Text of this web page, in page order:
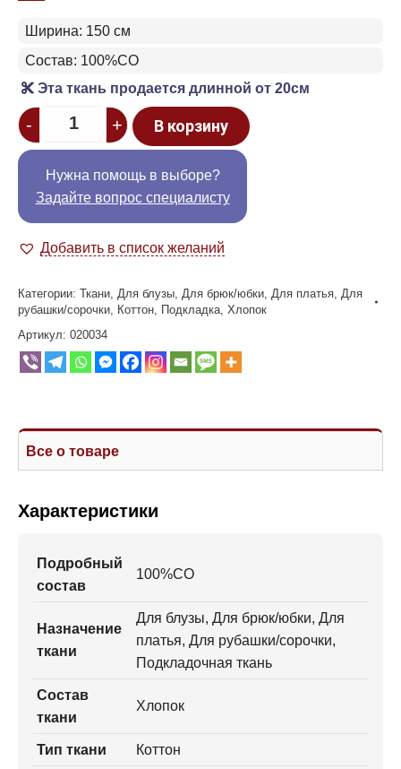
Ширина: 150 см
Состав: 100%CO
Эта ткань продается длинной от 20см
Quantity
- + В корзину
Нужна помощь в выборе?
Задайте вопрос специалисту
Добавить в список желаний
Категории: Ткани Для блузы Для брюк/юбки Для платья Для
рубашки/сорочки Коттон Подкладка Хлопок
Артикул: 020034
Все о товаре
Характеристики
Подробный
состав
100%CO
Назначение
ткани
Для блузы, Для брюк/юбки, Для
платья, Для рубашки/сорочки,
Подкладочная ткань
Состав
ткани
Хлопок
Тип ткани Коттон